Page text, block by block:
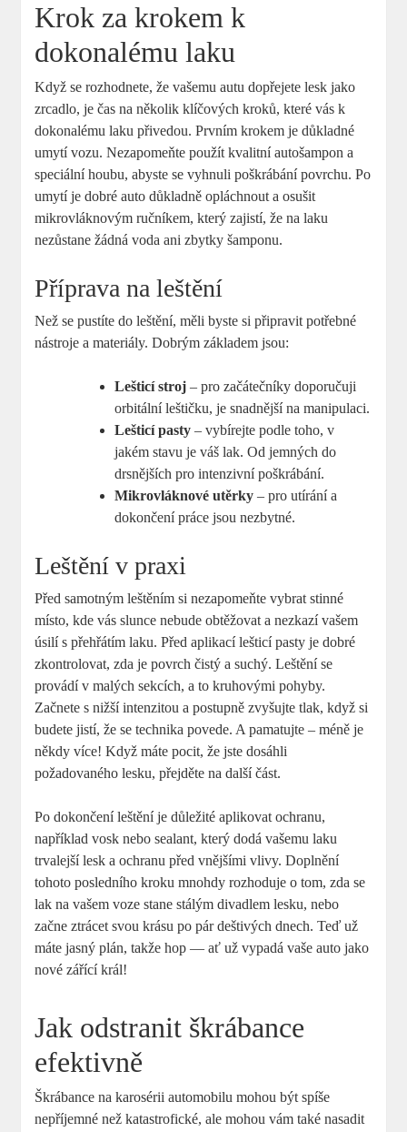
Krok za krokem k
dokonalému laku
Když se rozhodnete, že vašemu autu dopřejete lesk jako
zrcadlo, je čas na několik klíčových kroků, které vás k
dokonalému laku přivedou. Prvním krokem je důkladné
umytí vozu. Nezapomeňte použít kvalitní autošampon a
speciální houbu, abyste se vyhnuli poškrábání povrchu. Po
umytí je dobré auto důkladně opláchnout a osušit
mikrovláknovým ručníkem, který zajistí, že na laku
nezůstane žádná voda ani zbytky šamponu.
Příprava na leštění
Než se pustíte do leštění, měli byste si připravit potřebné
nástroje a materiály. Dobrým základem jsou:
Lešticí stroj – pro začátečníky doporučuji
orbitální leštičku, je snadnější na manipulaci.
Lešticí pasty – vybírejte podle toho, v
jakém stavu je váš lak. Od jemných do
drsnějších pro intenzivní poškrábání.
Mikrovláknové utěrky – pro utírání a
dokončení práce jsou nezbytné.
Leštění v praxi
Před samotným leštěním si nezapomeňte vybrat stinné
místo, kde vás slunce nebude obtěžovat a nezkazí vašem
úsilí s přehřátím laku. Před aplikací lešticí pasty je dobré
zkontrolovat, zda je povrch čistý a suchý. Leštění se
provádí v malých sekcích, a to kruhovými pohyby.
Začnete s nižší intenzitou a postupně zvyšujte tlak, když si
budete jistí, že se technika povede. A pamatujte – méně je
někdy více! Když máte pocit, že jste dosáhli
požadovaného lesku, přejděte na další část.
Po dokončení leštění je důležité aplikovat ochranu,
například vosk nebo sealant, který dodá vašemu laku
trvalejší lesk a ochranu před vnějšími vlivy. Doplnění
tohoto posledního kroku mnohdy rozhoduje o tom, zda se
lak na vašem voze stane stálým divadlem lesku, nebo
začne ztrácet svou krásu po pár deštivých dnech. Teď už
máte jasný plán, takže hop — ať už vypadá vaše auto jako
nové zářící král!
Jak odstranit škrábance
efektivně
Škrábance na karosérii automobilu mohou být spíše
nepříjemné než katastrofické, ale mohou vám také nasadit